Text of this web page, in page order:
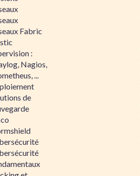
Fabric
:
Nagios,
...
de